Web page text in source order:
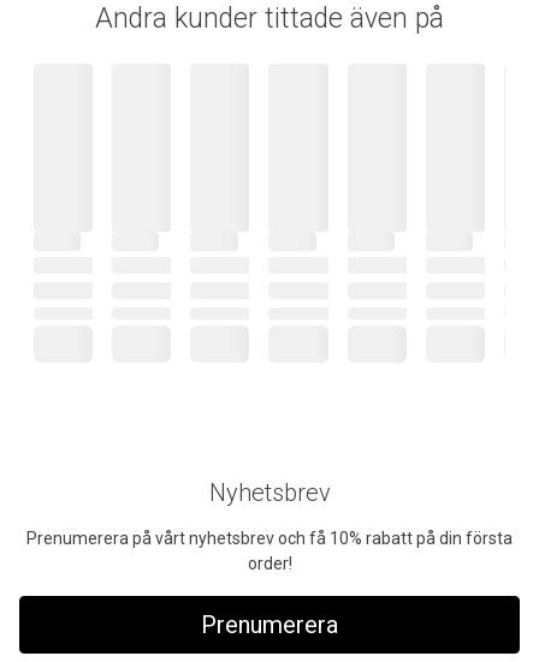
Andra kunder tittade även på
Nyhetsbrev
Prenumerera på vårt nyhetsbrev och få 10% rabatt på din första
order!
Prenumerera